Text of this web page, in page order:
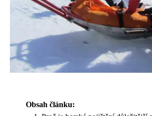
Obsah článku: